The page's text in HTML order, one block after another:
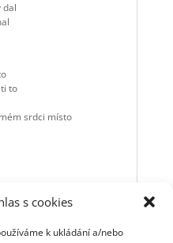
s cookies
k ukládání a/nebo
dal
to
srdci místo